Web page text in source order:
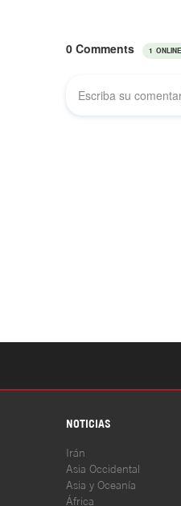
NOTICIAS
Irán
Asia Occidental
Asia y Oceanía
África